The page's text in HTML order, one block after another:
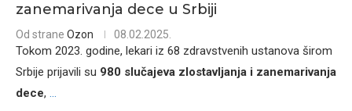
zanemarivanja dece u Srbiji
Od strane Ozon 08.02.2025.
Tokom 2023. godine, lekari iz 68 zdravstvenih ustanova širom
Srbije prijavili su 980 slučajeva zlostavljanja i zanemarivanja
dece, ...